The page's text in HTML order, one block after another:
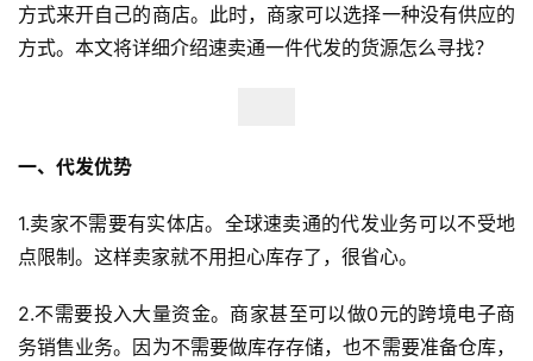
方式来开自己的商店。此时，商家可以选择一种没有供应的
方式。本文将详细介绍速卖通一件代发的货源怎么寻找？
一、代发优势
1.卖家不需要有实体店。全球速卖通的代发业务可以不受地
点限制。这样卖家就不用担心库存了，很省心。
2.不需要投入大量资金。商家甚至可以做0元的跨境电子商
务销售业务。因为不需要做库存存储，也不需要准备仓库，